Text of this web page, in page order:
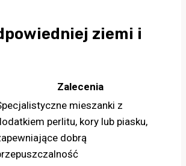
ziemi i
Zalecenia
mieszanki z
perlitu, kory lub piasku,
dobrą